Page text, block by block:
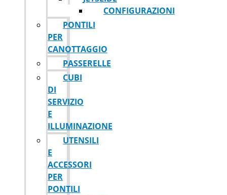
CONFIGURAZIONI
PONTILI
PER
CANOTTAGGIO
PASSERELLE
CUBI
DI
SERVIZIO
E
ILLUMINAZIONE
UTENSILI
E
ACCESSORI
PER
PONTILI